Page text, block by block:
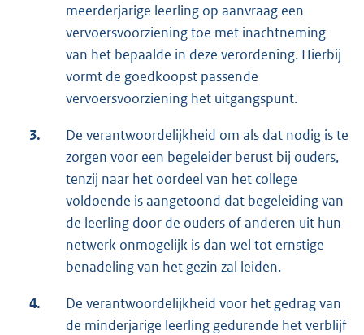
meerderjarige leerling op aanvraag een
vervoersvoorziening toe met inachtneming
van het bepaalde in deze verordening. Hierbij
vormt de goedkoopst passende
vervoersvoorziening het uitgangspunt.
3.
De verantwoordelijkheid om als dat nodig is te
zorgen voor een begeleider berust bij ouders,
tenzij naar het oordeel van het college
voldoende is aangetoond dat begeleiding van
de leerling door de ouders of anderen uit hun
netwerk onmogelijk is dan wel tot ernstige
benadeling van het gezin zal leiden.
4.
De verantwoordelijkheid voor het gedrag van
de minderjarige leerling gedurende het verblijf